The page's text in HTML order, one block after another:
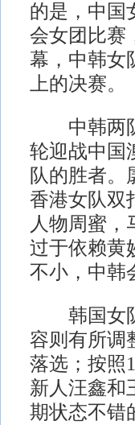
的是，中国
会女团比赛
幕，中韩女
上的决赛。
中韩两队
轮迎战中国
队的胜者。
香港女队双
人物周蜜，
过于依赖黄
不小，中韩
韩国女队
容则有所调
落选；按照
新人汪鑫和
期状态不错